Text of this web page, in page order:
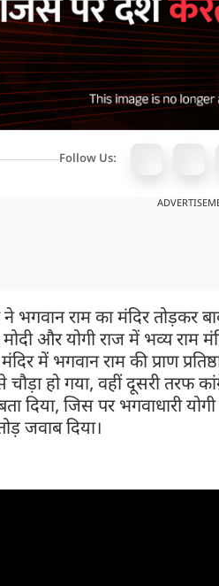
Follow Us:
भगवान राम का मंदिर तोड़कर
और योगी राज में भव्य राम
में भगवान राम की प्राण
हो गया, वहीं दूसरी तरफ
दिया, जिस पर भगवाधारी
जवाब दिया।